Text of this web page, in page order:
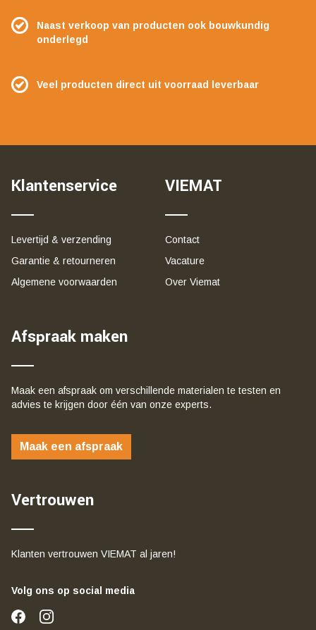
Naast verkoop van producten ook bouwkundig
onderlegd
Veel producten direct uit voorraad leverbaar
Klantenservice
Levertijd & verzending
Garantie & retourneren
Algemene voorwaarden
VIEMAT
Contact
Vacature
Over Viemat
Afspraak maken
Maak een afspraak om verschillende materialen te testen en
advies te krijgen door één van onze experts.
Maak een afspraak
Vertrouwen
Klanten vertrouwen VIEMAT al jaren!
Volg ons op social media